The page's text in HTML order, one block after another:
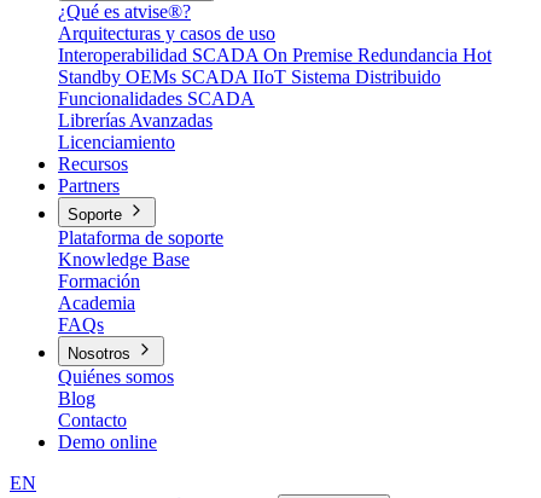
¿Qué es atvise®?
Arquitecturas y casos de uso
Interoperabilidad SCADA On Premise Redundancia Hot
Standby OEMs SCADA IIoT Sistema Distribuido
Funcionalidades SCADA
Librerías Avanzadas
Licenciamiento
Recursos
Partners
Soporte
Plataforma de soporte
Knowledge Base
Formación
Academia
FAQs
Nosotros
Quiénes somos
Blog
Contacto
Demo online
EN